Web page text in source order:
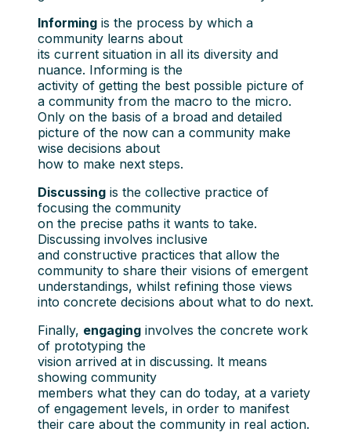
Informing is the process by which a
community learns about
its current situation in all its diversity and
nuance. Informing is the
activity of getting the best possible picture of
a community from the macro to the micro.
Only on the basis of a broad and detailed
picture of the now can a community make
wise decisions about
how to make next steps.
Discussing is the collective practice of
focusing the community
on the precise paths it wants to take.
Discussing involves inclusive
and constructive practices that allow the
community to share their visions of emergent
understandings, whilst refining those views
into concrete decisions about what to do next.
Finally, engaging involves the concrete work
of prototyping the
vision arrived at in discussing. lt means
showing community
members what they can do today, at a variety
of engagement levels, in order to manifest
their care about the community in real action.